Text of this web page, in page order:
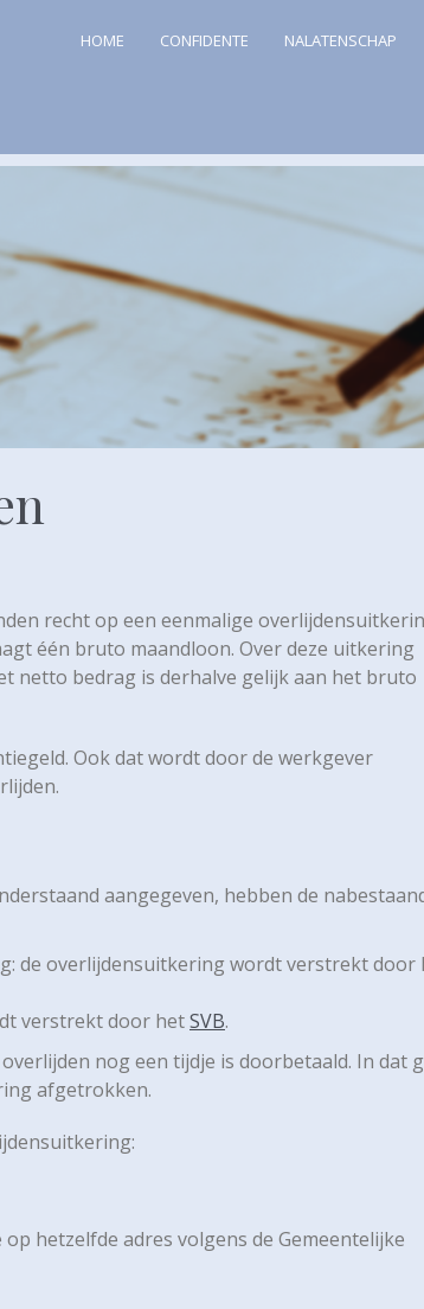
HOME CONFIDENTE NALATENSCHAP
recht op een eenmalige
één bruto maandloon. Over deze uitkering
netto bedrag is derhalve gelijk aan het bruto
Ook dat wordt door de werkgever
aangegeven, hebben de
de overlijdensuitkering wordt verstrekt door
verstrekt door hetSVB.
nog een tijdje is doorbetaald. In dat
afgetrokken.
hetzelfde adres volgens de Gemeentelijke